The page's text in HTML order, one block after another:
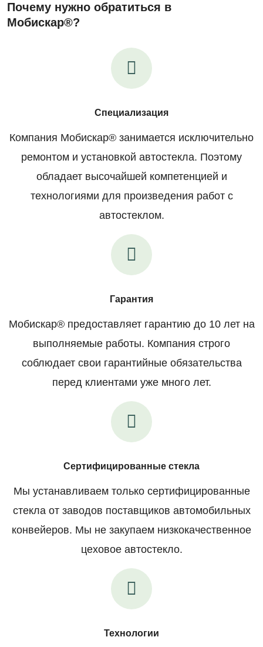
Почему нужно обратиться в
Мобискар®?
Специализация
Компания Мобискар® занимается исключительно
ремонтом и установкой автостекла. Поэтому
обладает высочайшей компетенцией и
технологиями для произведения работ с
автостеклом.
Гарантия
Мобискар® предоставляет гарантию до 10 лет на
выполняемые работы. Компания строго
соблюдает свои гарантийные обязательства
перед клиентами уже много лет.
Сертифицированные стекла
Мы устанавливаем только сертифицированные
стекла от заводов поставщиков автомобильных
конвейеров. Мы не закупаем низкокачественное
цеховое автостекло.
Технологии